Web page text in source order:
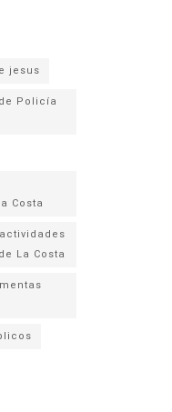
jesus
Policía
Costa
La Costa